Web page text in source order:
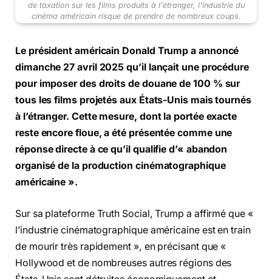
de taxation sur les films produits à l'étranger, l'industrie du
cinéma américain risque de prendre de nombreux coups.
Le président américain Donald Trump a annoncé
dimanche 27 avril 2025 qu’il lançait une procédure
pour imposer des droits de douane de 100 % sur
tous les films projetés aux États-Unis mais tournés
à l’étranger. Cette mesure, dont la portée exacte
reste encore floue, a été présentée comme une
réponse directe à ce qu’il qualifie d’« abandon
organisé de la production cinématographique
américaine ».
Sur sa plateforme Truth Social, Trump a affirmé que «
l’industrie cinématographique américaine est en train
de mourir très rapidement », en précisant que «
Hollywood et de nombreuses autres régions des